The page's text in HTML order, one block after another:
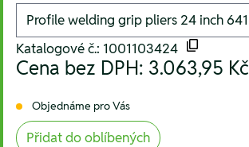
Katalogové č.: 1001103424
Cena bez DPH: 3.063,95 Kč
Objednáme pro Vás
Přidat do oblíbených